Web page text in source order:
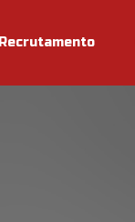
Recrutamento